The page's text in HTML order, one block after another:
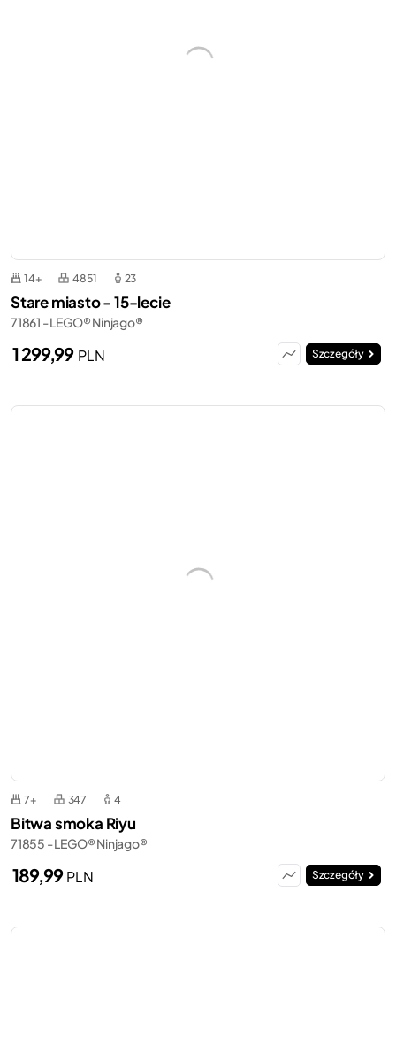
14+ 4851 23
Stare miasto - 15-lecie
71861 - LEGO® Ninjago®
1 299,99 PLN Szczegóły
7+ 347 4
Bitwa smoka Riyu
71855 - LEGO® Ninjago®
189,99PLN Szczegóły